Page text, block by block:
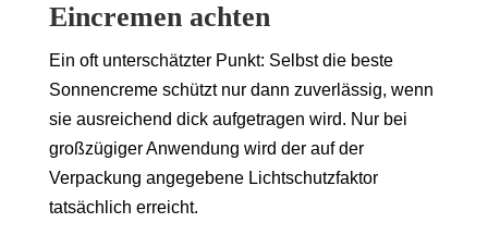
Eincremen achten
Ein oft unterschätzter Punkt: Selbst die beste
Sonnencreme schützt nur dann zuverlässig, wenn
sie ausreichend dick aufgetragen wird. Nur bei
großzügiger Anwendung wird der auf der
Verpackung angegebene Lichtschutzfaktor
tatsächlich erreicht.